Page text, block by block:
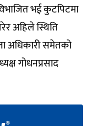
भई कुटपिटमा
अहिले स्थिति
अधिकारी समेतको
गोधनप्रसाद